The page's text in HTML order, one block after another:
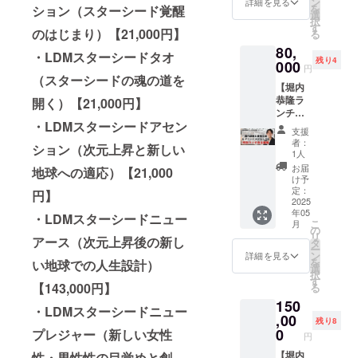
ション（スターシード覚醒
のはじまり）【21,000円】
・LDMスターシードタオ
（スターシードの魂の道を
開く）【21,000円】
・LDMスターシードアセン
ション（次元上昇と新しい
地球への適応）【21,000
円】
・LDMスターシードニュー
アース（次元上昇後の新し
い地球での人生設計）
【143,000円】
・LDMスターシードニュー
プレジャー（新しい女性
こして
きまし
回、こ
れらの
幻のプ
ログラ
ムたち
を、
【クラ
ウド
ファン
ディン
グ限
定】
で、初
めて
パッ
ケージ
化しま
す。
【堀内
につい
て】
6,000人
以上
を“本来
ミュニ
ティ
」
Facebo
okグ
ループ
（3ヶ月
間） ・
堀内恭
隆によ
る実践
的な
ワーク
ショッ
プ ・怒
り解放
ワーク
ショッ
プ ・願
いを明
確にす
のワー
ク
ショッ
プ ・願
いを叶
別な体
験をぜ
ださ
い。
て使う
のでは
自分自
身の魂
や個性
を完全
にシン
クロさ
せ、あ
なたら
しいオ
リジナ
ルな文
章やコ
ツを生
み出す
す。 実
際に、
堀内恭
5,000人
このメ
ソッド
を体験
し 人生
を加速
させて
きまし
た。 ──
そし
て、こ
れは 堀
内自身
が直接
手がけ
た「最
後の開
催」で
直接こ
の内容
を学ぶ
ことは
別な体
験 +書
堀内恭
隆の
YouTub
eチャン
ネルに
特別ゲ
ストが
出演す
る撮影
現場に
立ち会
える貴
重な
チャン
スで
す。 普
段は見
トーク
や撮影
の裏側
を間近
を
選
択
す
る
80,
000 円
残り4
【堀内
恭隆ラ
ンチ会
主催リ
ター
ン】堀
内恭隆
と直接
交流＆
アドバ
イスが
もらえ
る特別
ランチ
会主催
権＋サ
10冊 堀
内恭隆
を招待
して、
特別な
支援
者：
1人
お届
け予
定：
2025
年05
月
詳細を見る
こ
の
リ
タ
ー
ン
を
選
択
す
る
150
,00
0 円
残り8
【堀内